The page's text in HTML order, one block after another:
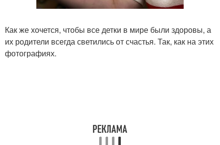
Как же хочется, чтобы все детки в мире были здоровы, а
их родители всегда светились от счастья. Так, как на этих
фотографиях.